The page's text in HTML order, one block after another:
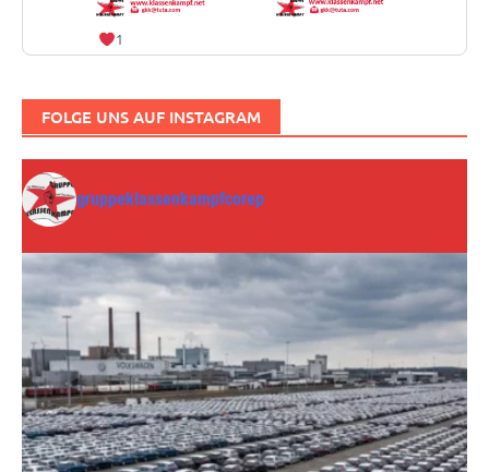
1
FOLGE UNS AUF INSTAGRAM
gruppeklassenkampfcorep